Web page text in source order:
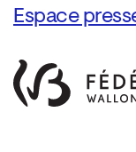
Espace